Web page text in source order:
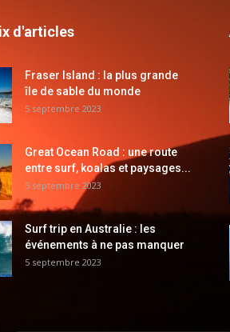
d'articles
Fraser Island : la plus grande
île de sable du monde
5 septembre 2023
Great Ocean Road : une route
entre surf, koalas et paysages...
5 septembre 2023
Surf trip en Australie : les
événements à ne pas manquer
5 septembre 2023